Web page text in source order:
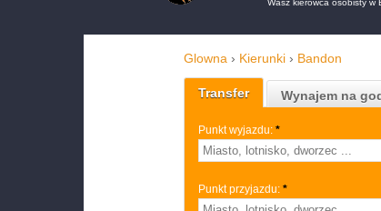
Wasz kierowca osobisty w
Glowna › Kierunki › Bandon
Transfer Wynajem na
Punkt wyjazdu: *
Punkt przyjazdu: *